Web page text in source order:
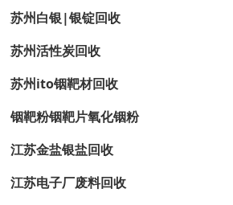
苏州白银|银锭回收
苏州活性炭回收
苏州ito铟靶材回收
铟靶粉铟靶片氧化铟粉
江苏金盐银盐回收
江苏电子厂废料回收